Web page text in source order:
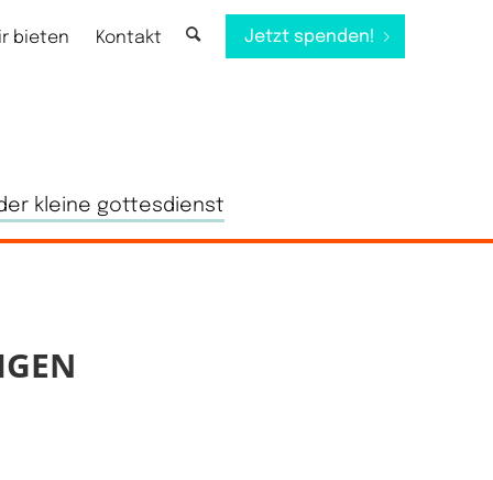
bieten Kontakt Jetzt spenden!
kleine gottesdienst